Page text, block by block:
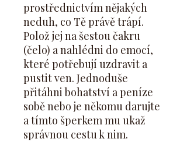
prostřednictvím nějakých
neduh, co Tě právě trápí.
Polož jej na šestou čakru
(čelo) a nahlédni do emocí,
které potřebují uzdravit a
pustit ven. Jednoduše
přitáhni bohatství a peníze
sobě nebo je někomu darujte
a tímto šperkem mu ukaž
správnou cestu k nim.